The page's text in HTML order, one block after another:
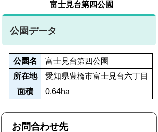
富士見台第四公園
公園データ
公園名
富士見台第四公園
所在地
愛知県豊橋市富士見台六丁目
面積
0.64ha
お問合わせ先